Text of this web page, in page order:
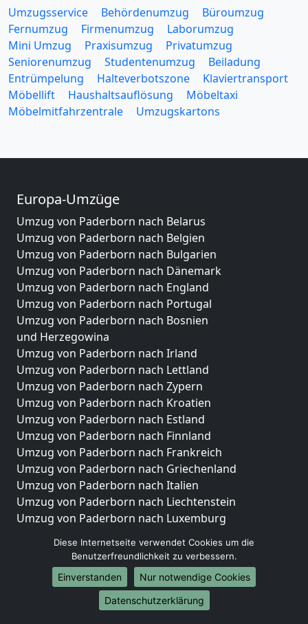
Umzugsservice Behördenumzug
Büroumzug
Fernumzug
Firmenumzug
Laborumzug
Mini Umzug
Praxisumzug
Privatumzug
Seniorenumzug
Studentenumzug
Beiladung
Entrümpelung
Halteverbotszone
Klaviertransport
Möbellift
Haushaltsauflösung
Möbeltaxi
Möbelmitfahrzentrale
Umzugskartons
Europa-Umzüge
Umzug von Paderborn nach Belarus
Umzug von Paderborn nach Belgien
Umzug von Paderborn nach Bulgarien
Umzug von Paderborn nach Dänemark
Umzug von Paderborn nach England
Umzug von Paderborn nach Portugal
Umzug von Paderborn nach Bosnien
und Herzegowina
Umzug von Paderborn nach Irland
Umzug von Paderborn nach Lettland
Umzug von Paderborn nach Zypern
Umzug von Paderborn nach Kroatien
Umzug von Paderborn nach Estland
Umzug von Paderborn nach Finnland
Umzug von Paderborn nach Frankreich
Umzug von Paderborn nach Griechenland
Umzug von Paderborn nach Italien
Umzug von Paderborn nach Liechtenstein
Umzug von Paderborn nach Luxemburg
Umzug von Paderborn nach Norwegen
Umzüge-Deutschlandweit
Umzug von Paderborn nach Berlin
Diese Internetseite verwendet Cookies um die
Benutzerfreundlichkeit zu verbessern.
Einverstanden
Nur notwendige Cookies
Datenschutzerklärung